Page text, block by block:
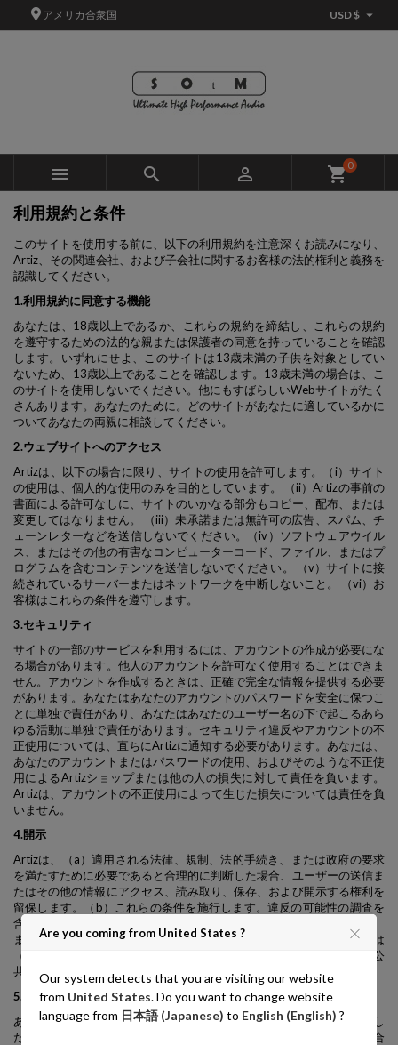
アメリカ合衆国 USD $ 
   shopping_cart0
利用規約と条件
このサイトを使用する前に、以下の利用規約を注意深くお読みになり、
Artiz、その関連会社、および子会社に関するお客様の法的権利と義務を
認識してください。
1.利用規約に同意する機能
あなたは、18歳以上であるか、これらの規約を締結し、これらの規約
を遵守するための法的な親または保護者の同意を持っていることを確認
します。いずれにせよ、このサイトは13歳未満の子供を対象としてい
ないため、13歳以上であることを確認します。13歳未満の場合は、こ
のサイトを使用しないでください。他にもすばらしいWebサイトがたく
さんあります。あなたのために。どのサイトがあなたに適しているかに
ついてあなたの両親に相談してください。
2.ウェブサイトへのアクセス
Artizは、以下の場合に限り、サイトの使用を許可します。（i）サイト
の使用は、個人的な使用のみを目的としています。 （ii）Artizの事前の
書面による許可なしに、サイトのいかなる部分もコピー、配布、または
変更してはなりません。 （iii）未承諾または無許可の広告、スパム、チ
ェーンレターなどを送信しないでください。（iv）ソフトウェアウイル
ス、またはその他の有害なコンピューターコード、ファイル、またはプ
ログラムを含むコンテンツを送信しないでください。 （v）サイトに接
続されているサーバーまたはネットワークを中断しないこと。 （vi）お
客様はこれらの条件を遵守します。
3.セキュリティ
サイトの一部のサービスを利用するには、アカウントの作成が必要にな
る場合があります。他人のアカウントを許可なく使用することはできま
せん。アカウントを作成するときは、正確で完全な情報を提供する必要
があります。あなたはあなたのアカウントのパスワードを安全に保つこ
とに単独で責任があり、あなたはあなたのユーザー名の下で起こるあら
ゆる活動に単独で責任があります。セキュリティ違反やアカウントの不
正使用については、直ちにArtizに通知する必要があります。あなたは、
あなたのアカウントまたはパスワードの使用、およびそのような不正使
用によるArtizショップまたは他の人の損失に対して責任を負います。
Artizは、アカウントの不正使用によって生じた損失については責任を負
いません。
4.開示
Artizは、（a）適用される法律、規制、法的手続き、または政府の要求
を満たすために必要であると合理的に判断した場合、ユーザーの送信ま
たはその他の情報にアクセス、読み取り、保存、および開示する権利を
留保します。（b）これらの条件を施行します。違反の可能性の調査を
含む、（c）詐欺、セキュリティ、または技術的な問題を検出、防止、
または対処する（d）ユーザーサポートリクエストに応答する、または
（e）Artiz、そのユーザーの権利、財産、または安全性を保護する公
共。
5.広告
あなたは、shop.artiz.infoが、パブリックフォルダーにアップロードし
たユーザー送信に隣接して関連する広告やその他の情報を表示する場合
Add to wishlist ×
Create new list
((modalTitle)) ×
((confirmMessage))
Create wishlist ×
Create wishlist
サインイン ×
You need to be logged in to save products in your wishlist.
Are you coming from United States ?
Our system detects that you are visiting our website
from United States. Do you want to change website
language from 日本語 (Japanese) to English (English) ?